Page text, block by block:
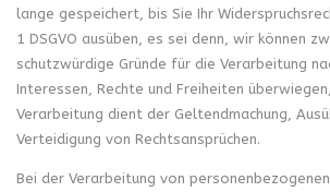
lange gespeichert, bis Sie Ihr
1 DSGVO ausüben, es sei denn, wir können
schutzwürdige Gründe für die Verarbeitung
Interessen, Rechte und Freiheiten
Verarbeitung dient der Geltendmachung,
Verteidigung von Rechtsansprüchen.
Bei der Verarbeitung von